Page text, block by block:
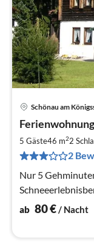
Schönau am
5 Gäste46 m22
2
Nur 5
ab 80€/ Nacht